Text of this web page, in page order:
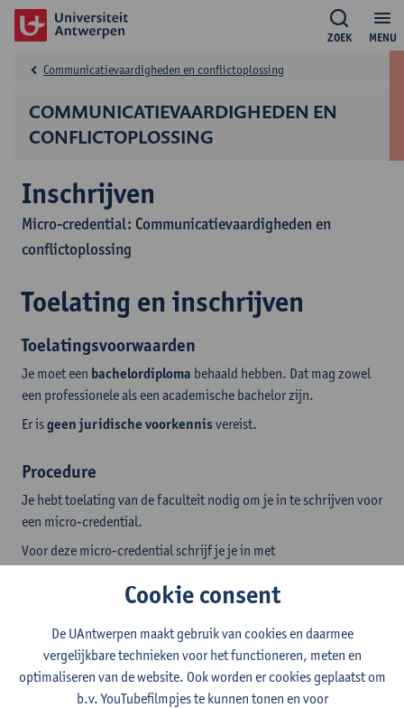
MENU
ZOEK
COMMUNICATIEVAARDIGHEDEN EN
CONFLICTOPLOSSING
Communicatievaardigheden en conflictoplossing
Inschrijven
Micro-credential: Communicatievaardigheden en
conflictoplossing
Toelating en inschrijven
Toelatingsvoorwaarden
Je moet een bachelordiploma behaald hebben. Dat mag zowel
een professionele als een academische bachelor zijn.
Er isgeen juridische voorkennisvereist.
Procedure
Je hebt toelating van de faculteit nodig om je in te schrijven voor
een micro-credential.
Voor deze micro-credential schrijf je je in met
1. Vraag toelating aan de faculteit
Stuur een mail naar stefan.rutten@uantwerpen.be
Cookie consent
De UAntwerpen maakt gebruik van cookies en daarmee
vergelijkbare technieken voor het functioneren, meten en
optimaliseren van de website. Ook worden er cookies geplaatst om
b.v. YouTubefilmpjes te kunnen tonen en voor